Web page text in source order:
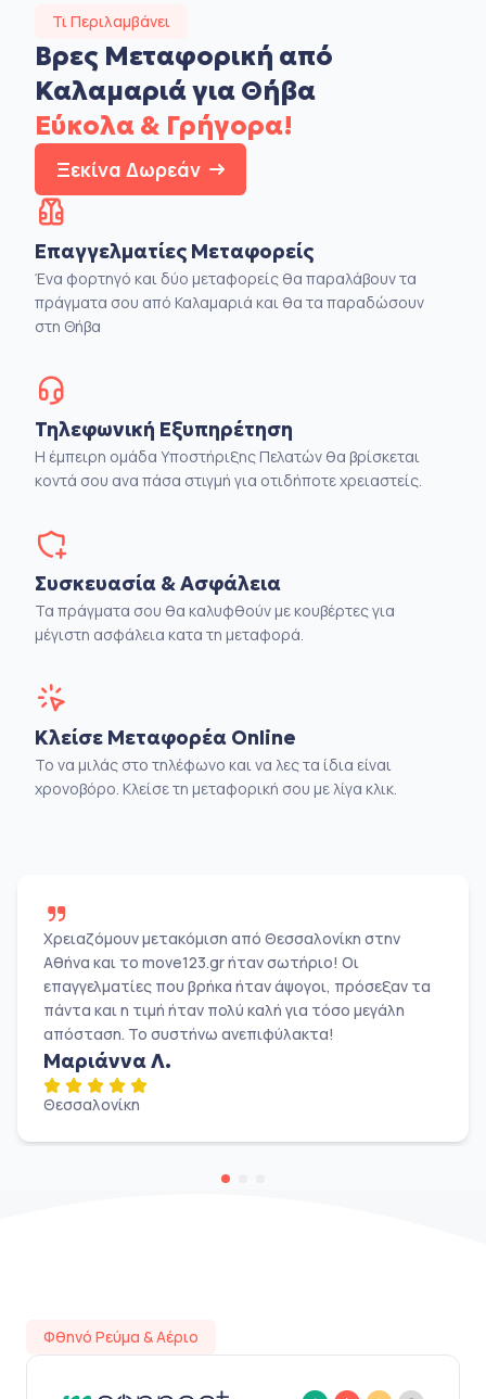
Τι Περιλαμβάνει
Βρες Μεταφορική από
Καλαμαριά για Θήβα
Εύκολα & Γρήγορα!
Ξεκίνα Δωρεάν
Επαγγελματίες Μεταφορείς
Ένα φορτηγό και δύο μεταφορείς θα παραλάβουν τα
πράγματα σου από Καλαμαριά και θα τα παραδώσουν
στη Θήβα
Τηλεφωνική Εξυπηρέτηση
Η έμπειρη ομάδα Υποστήριξης Πελατών θα βρίσκεται
κοντά σου ανα πάσα στιγμή για οτιδήποτε χρειαστείς.
Συσκευασία & Ασφάλεια
Τα πράγματα σου θα καλυφθούν με κουβέρτες για
μέγιστη ασφάλεια κατα τη μεταφορά.
Κλείσε Μεταφορέα Online
Το να μιλάς στο τηλέφωνο και να λες τα ίδια είναι
χρονοβόρο. Κλείσε τη μεταφορική σου με λίγα κλικ.
Χρειαζόμουν μετακόμιση από Θεσσαλονίκη στην
Αθήνα και το move123.gr ήταν σωτήριο! Οι
επαγγελματίες που βρήκα ήταν άψογοι, πρόσεξαν τα
πάντα και η τιμή ήταν πολύ καλή για τόσο μεγάλη
απόσταση. Το συστήνω ανεπιφύλακτα!
Μαριάννα Λ.
Θεσσαλονίκη
Φθηνό Ρεύμα & Αέριο